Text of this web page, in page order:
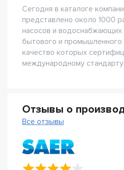
Сегодня в каталоге
представлено около 1000
насосов и водоснабжающих
бытового и промышленного
качество которых
международному
Отзывы о
Все отзывы